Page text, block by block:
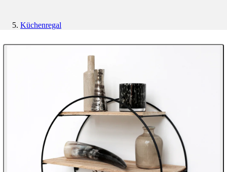
Küchenregal